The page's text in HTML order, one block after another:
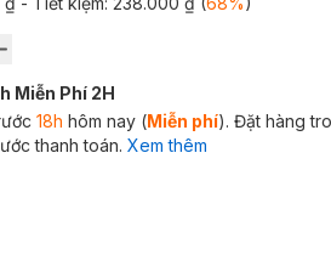
Miễn Phí 2H
18h hôm nay (Miễn phí). Đặt hàng
thanh toán. Xem thêm